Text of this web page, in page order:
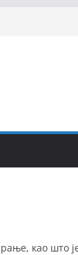
као што